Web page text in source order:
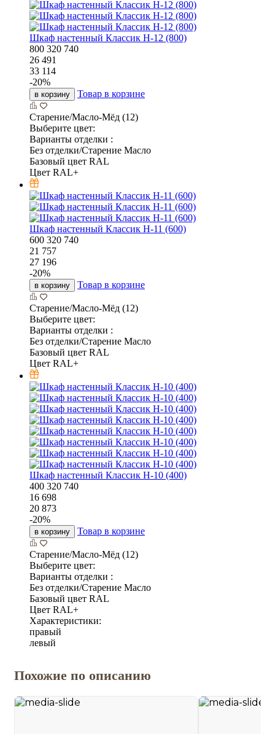
Шкаф настенный Классик Н-12 (800)
800 320 740
26 491
33 114
-20%
в корзину Товар в корзине
Старение/Масло-Мёд (12)
Выберите цвет:
Варианты отделки :
Без отделки/Старение Масло
Базовый цвет RAL
Цвет RAL+
Шкаф настенный Классик Н-11 (600)
600 320 740
21 757
27 196
-20%
в корзину Товар в корзине
Старение/Масло-Мёд (12)
Выберите цвет:
Варианты отделки :
Без отделки/Старение Масло
Базовый цвет RAL
Цвет RAL+
Шкаф настенный Классик Н-10 (400)
400 320 740
16 698
20 873
-20%
в корзину Товар в корзине
Старение/Масло-Мёд (12)
Выберите цвет:
Варианты отделки :
Без отделки/Старение Масло
Базовый цвет RAL
Цвет RAL+
Характеристики:
правый
левый